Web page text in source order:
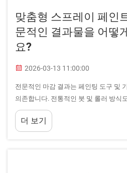
맞춤형 스프레이 페인
문적인 결과물을 어떻
요?
2026-03-13 11:00:00
전문적인 마감 결과는 페인팅 도구 및
의존합니다. 전통적인 붓 및 롤러 방식
춤형 스프레이 페인트는 프로젝트를 혁
특한 장점을 제공합니다...
더 보기